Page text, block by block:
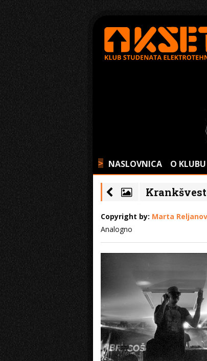
> NASLOVNICA O KLUBU
Copyright by: Marta
Analogno